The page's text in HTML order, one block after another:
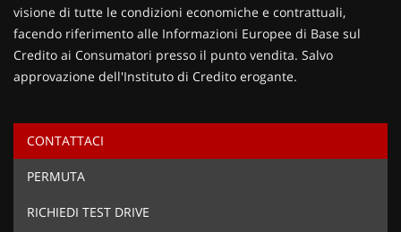
Ho letto e accettol'informativa privacy*
Acconsento al trattamento dei miei dati per finalità di
visione di tutte le condizioni economiche e contrattuali,
facendo riferimento alle Informazioni Europee di Base sul
Credito ai Consumatori presso il punto vendita. Salvo
approvazione dell'Instituto di Credito erogante.
CONTATTACI
PERMUTA
RICHIEDI TEST DRIVE